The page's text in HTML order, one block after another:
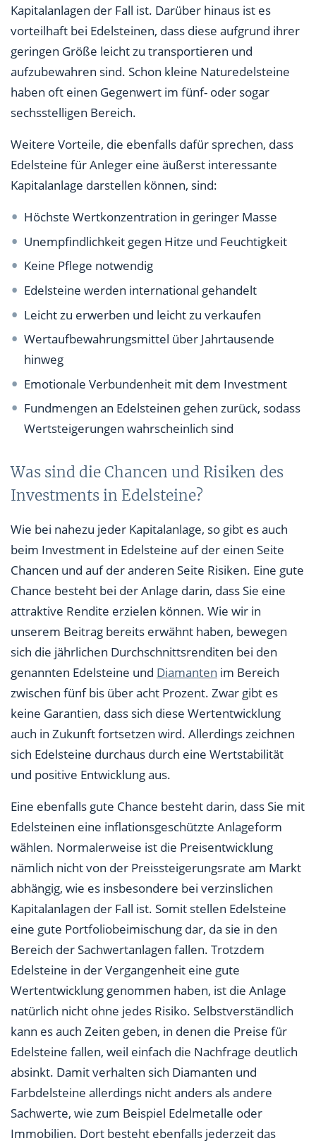
Kapitalanlagen der Fall ist. Darüber hinaus ist es
vorteilhaft bei Edelsteinen, dass diese aufgrund ihrer
geringen Größe leicht zu transportieren und
aufzubewahren sind. Schon kleine Naturedelsteine
haben oft einen Gegenwert im fünf- oder sogar
sechsstelligen Bereich.
Weitere Vorteile, die ebenfalls dafür sprechen, dass
Edelsteine für Anleger eine äußerst interessante
Kapitalanlage darstellen können, sind:
Höchste Wertkonzentration in geringer Masse
Unempfindlichkeit gegen Hitze und Feuchtigkeit
Keine Pflege notwendig
Edelsteine werden international gehandelt
Leicht zu erwerben und leicht zu verkaufen
Wertaufbewahrungsmittel über Jahrtausende
hinweg
Emotionale Verbundenheit mit dem Investment
Fundmengen an Edelsteinen gehen zurück, sodass
Wertsteigerungen wahrscheinlich sind
Was sind die Chancen und Risiken des
Investments in Edelsteine?
Wie bei nahezu jeder Kapitalanlage, so gibt es auch
beim Investment in Edelsteine auf der einen Seite
Chancen und auf der anderen Seite Risiken. Eine gute
Chance besteht bei der Anlage darin, dass Sie eine
attraktive Rendite erzielen können. Wie wir in
unserem Beitrag bereits erwähnt haben, bewegen
sich die jährlichen Durchschnittsrenditen bei den
genannten Edelsteine und Diamanten im Bereich
zwischen fünf bis über acht Prozent. Zwar gibt es
keine Garantien, dass sich diese Wertentwicklung
auch in Zukunft fortsetzen wird. Allerdings zeichnen
sich Edelsteine durchaus durch eine Wertstabilität
und positive Entwicklung aus.
Eine ebenfalls gute Chance besteht darin, dass Sie mit
Edelsteinen eine inflationsgeschützte Anlageform
wählen. Normalerweise ist die Preisentwicklung
nämlich nicht von der Preissteigerungsrate am Markt
abhängig, wie es insbesondere bei verzinslichen
Kapitalanlagen der Fall ist. Somit stellen Edelsteine
eine gute Portfoliobeimischung dar, da sie in den
Bereich der Sachwertanlagen fallen. Trotzdem
Edelsteine in der Vergangenheit eine gute
Wertentwicklung genommen haben, ist die Anlage
natürlich nicht ohne jedes Risiko. Selbstverständlich
kann es auch Zeiten geben, in denen die Preise für
Edelsteine fallen, weil einfach die Nachfrage deutlich
absinkt. Damit verhalten sich Diamanten und
Farbdelsteine allerdings nicht anders als andere
Sachwerte, wie zum Beispiel Edelmetalle oder
Immobilien. Dort besteht ebenfalls jederzeit das